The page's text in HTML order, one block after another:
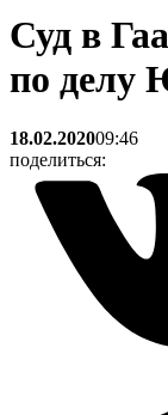
Суд в
по
18.02.202009:46
поделиться: